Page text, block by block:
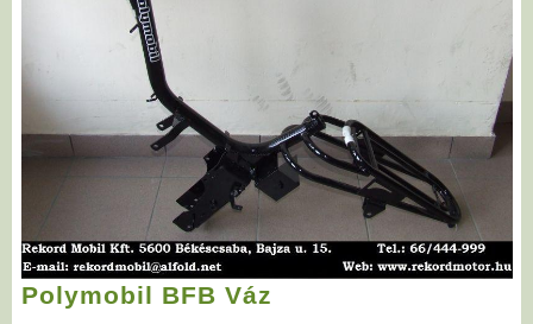
Polymobil BFB Váz